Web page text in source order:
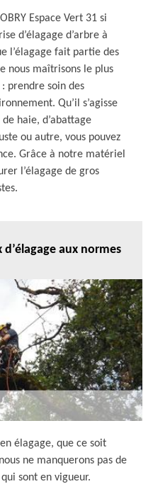
Espace Vert 31 si
d’élagage d’arbre à
l’élagage fait partie des
nous maîtrisons le plus
prendre soin des
Qu’il s’agisse
haie, d’abattage
ou autre, vous pouvez
Grâce à notre matériel
l’élagage de gros
aux normes
élagage, que ce soit
ne manquerons pas de
sont en vigueur.